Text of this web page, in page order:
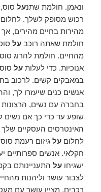
ונאמן. חולמת שתנעל
רכוש מסופק לשלך.
מהירות בחיים מהירים,
חולמת שאתה רוכבעל
מהחיים. חולמת להרוג
אנוכיות. כדי לעלותעל
במאבקים קשים. לרכוב
אנשים כנים שיעזרו לך,
בחברה עם נשים, הרצונות
שופע עד כדי כך אם נשים
האינטרסים העסקיים שלך
לחלוםעל גיזום רעמת
חקלאי. אנשים ספרותיים
ישגיחועל התעניינותם
לצבור עושר וליהנות
רכבים, מציין עושר עם